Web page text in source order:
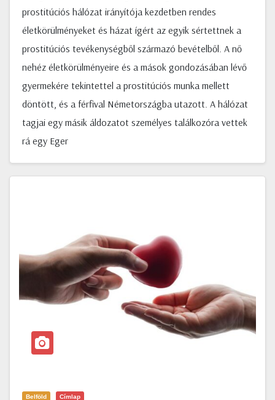
prostitúciós hálózat irányítója kezdetben rendes
életkörülményeket és házat ígért az egyik sértettnek a
prostitúciós tevékenységből származó bevételből. A nő
nehéz életkörülményeire és a mások gondozásában lévő
gyermekére tekintettel a prostitúciós munka mellett
döntött, és a férfival Németországba utazott. A hálózat
tagjai egy másik áldozatot személyes találkozóra vettek
rá egy Eger
Belföld Címlap